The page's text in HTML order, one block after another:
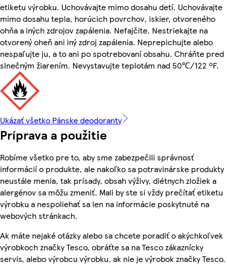
etiketu výrobku. Uchovávajte mimo dosahu detí. Uchovávajte
mimo dosahu tepla, horúcich povrchov, iskier, otvoreného
ohňa a iných zdrojov zapálenia. Nefajčite. Nestriekajte na
otvorený oheň ani iný zdroj zapálenia. Neprepichujte alebo
nespaľujte ju, a to ani po spotrebovaní obsahu. Chráňte pred
slnečným žiarením. Nevystavujte teplotám nad 50℃/122 ºF.
Ukázať všetko Pánske deodoranty
Príprava a použitie
Robíme všetko pre to, aby sme zabezpečili správnosť
informácií o produkte, ale nakoľko sa potravinárske produkty
neustále menia, tak prísady, obsah výživy, diétnych zložiek a
alergénov sa môžu zmeniť. Mali by ste si vždy prečítať etiketu
výrobku a nespoliehať sa len na informácie poskytnuté na
webových stránkach.
Ak máte nejaké otázky alebo sa chcete poradiť o akýchkoľvek
výrobkoch značky Tesco, obráťte sa na Tesco zákaznícky
servis, alebo výrobcu výrobku, ak nie je výrobok značky Tesco.